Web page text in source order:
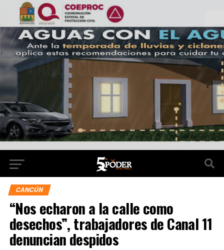
CANCÚN
“Nos echaron a la calle como
desechos”, trabajadores de Canal 11
denuncian despidos